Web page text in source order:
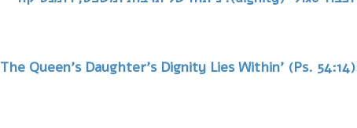
'The Queen’s Daughter’s Dignity Lies Within' (Ps.